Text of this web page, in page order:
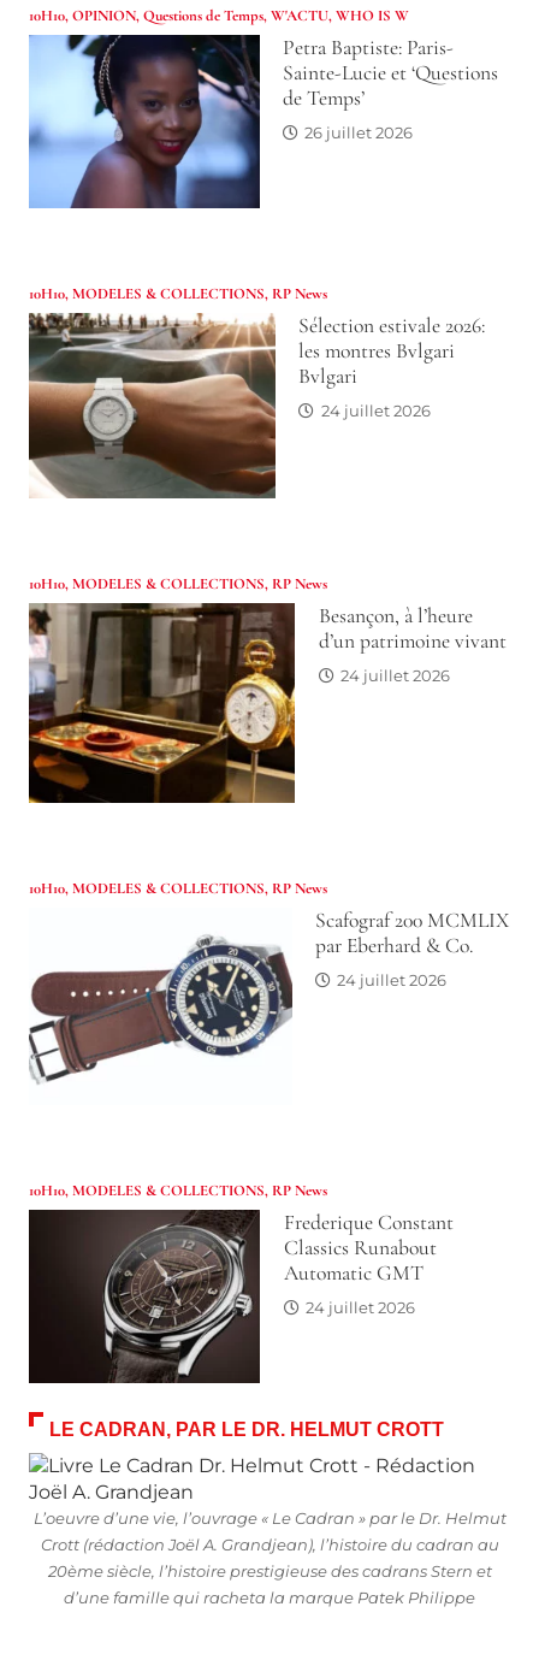
10H10,OPINION,Questions de Temps,W'ACTU,WHO IS W
Petra Baptiste: Paris-
Sainte-Lucie et ‘Questions
de Temps’
26 juillet 2026
10H10,MODELES & COLLECTIONS, RP News
Sélection estivale 2026:
les montres Bvlgari
Bvlgari
24 juillet 2026
10H10,MODELES & COLLECTIONS, RP News
Besançon, à l’heure
d’un patrimoine vivant
24 juillet 2026
10H10,MODELES & COLLECTIONS, RP News
Scafograf 200 MCMLIX
par Eberhard & Co.
24 juillet 2026
10H10,MODELES & COLLECTIONS, RP News
Frederique Constant
Classics Runabout
Automatic GMT
24 juillet 2026
LE CADRAN, PAR LE DR. HELMUT CROTT
L’oeuvre d’une vie, l’ouvrage « Le Cadran » par le Dr. Helmut
Crott (rédaction Joël A. Grandjean), l’histoire du cadran au
20ème siècle, l’histoire prestigieuse des cadrans Stern et
d’une famille qui racheta la marque Patek Philippe